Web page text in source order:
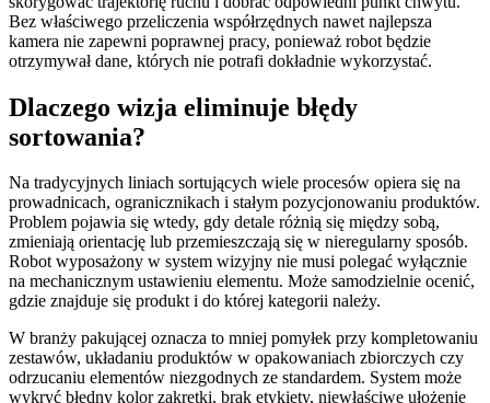
Bez właściwego przeliczenia współrzędnych nawet najlepsza
kamera nie zapewni poprawnej pracy, ponieważ robot będzie
otrzymywał dane, których nie potrafi dokładnie wykorzystać.
Dlaczego wizja eliminuje błędy
sortowania?
Na tradycyjnych liniach sortujących wiele procesów opiera się na
prowadnicach, ogranicznikach i stałym pozycjonowaniu produktów.
Problem pojawia się wtedy, gdy detale różnią się między sobą,
zmieniają orientację lub przemieszczają się w nieregularny sposób.
Robot wyposażony w system wizyjny nie musi polegać wyłącznie
na mechanicznym ustawieniu elementu. Może samodzielnie ocenić,
gdzie znajduje się produkt i do której kategorii należy.
W branży pakującej oznacza to mniej pomyłek przy kompletowaniu
zestawów, układaniu produktów w opakowaniach zbiorczych czy
odrzucaniu elementów niezgodnych ze standardem. System może
wykryć błędny kolor zakrętki, brak etykiety, niewłaściwe ułożenie